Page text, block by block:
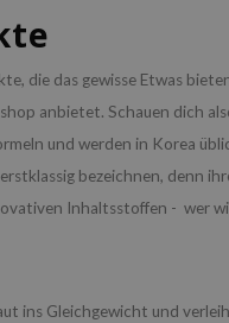
die das gewisse Etwas
anbietet. Schauen dich
und werden in Korea
bezeichnen, denn
Inhaltsstoffen - wer
ins Gleichgewicht und